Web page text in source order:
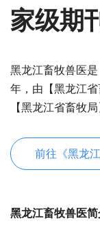
家级期
黑龙江畜牧兽医是
年，由【黑龙江
【黑龙江省畜牧
前往《黑龙
黑龙江畜牧兽医简